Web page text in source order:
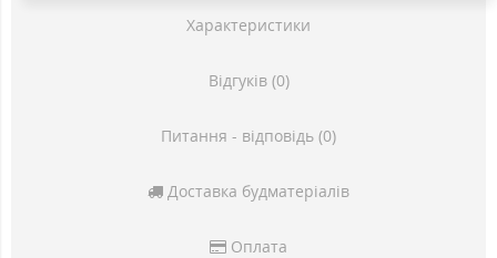
Характеристики
Відгуків (0)
Питання - відповідь (0)
Доставка будматеріалів
Оплата